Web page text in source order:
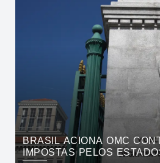
BRASIL ACIONA OMC
IMPOSTAS PELOS